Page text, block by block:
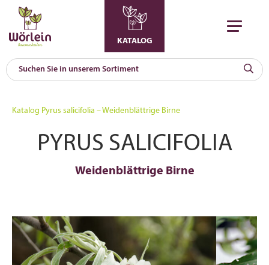
KATALOG
Katalog Pyrus salicifolia – Weidenblättrige Birne
PYRUS SALICIFOLIA
Weidenblättrige Birne